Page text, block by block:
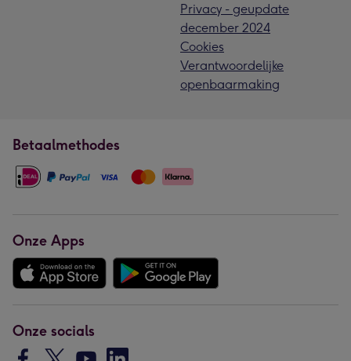
Privacy - geupdate
december 2024
Cookies
Verantwoordelijke
openbaarmaking
Betaalmethodes
Onze Apps
Onze socials